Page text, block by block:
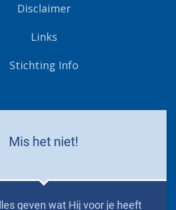
Disclaimer
Links
Stichting Info
Mis het niet!
geven wat Hij voor je heeft